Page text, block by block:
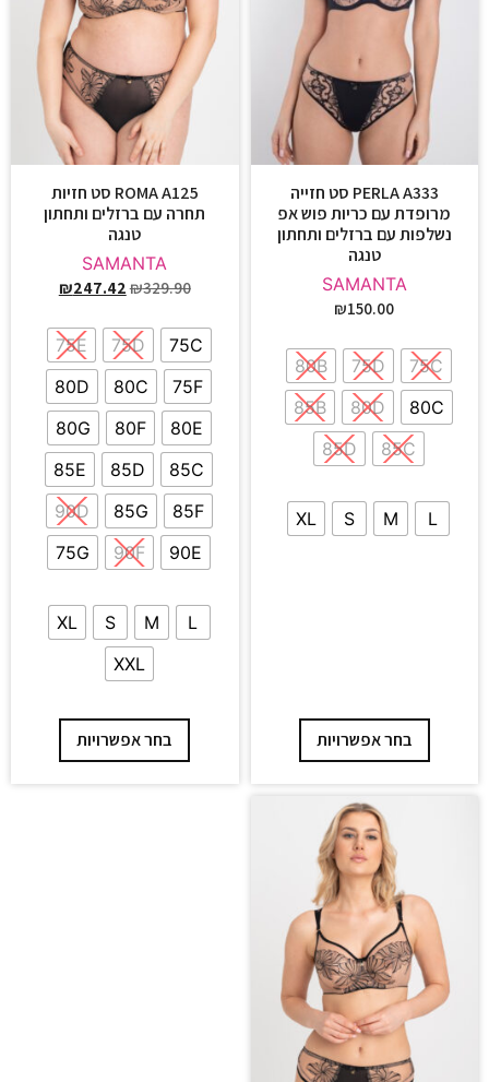
PERLA A333 סט חזייה
מרופדת עם כריות פוש אפ
נשלפות עם ברזלים ותחתון
טנגה
SAMANTA
₪150.00
75C
75D
80B
80C
80D
85B
85C
85D
L
M
S
XL
בחר אפשרויות
ROMA A125 סט חזיות
תחרה עם ברזלים ותחתון
טנגה
SAMANTA
₪329.90
₪247.42
75C
75D
75E
75F
80C
80D
80E
80F
80G
85C
85D
85E
85F
85G
90D
90E
90F
75G
L
M
S
XL
XXL
בחר אפשרויות